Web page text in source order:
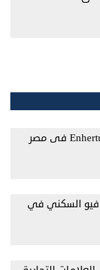
أسترازينيكا تطلق دواء إنهرتو Enhertu فى مصر
فيو السكني في